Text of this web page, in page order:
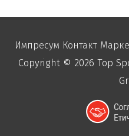
Импресум Контакт
Copyright © 2026 Top